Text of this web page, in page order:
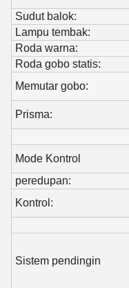
Sudut balok:
Lampu tembak:
Roda warna:
Roda gobo statis:
Memutar gobo:
Prisma:
Mode Kontrol
peredupan:
Kontrol:
Sistem pendingin